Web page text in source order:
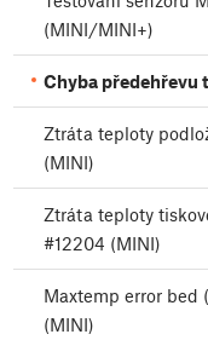
(MINI/MINI+)
Chyba předehřevu
Ztráta teploty
(MINI)
Ztráta teploty
#12204 (MINI)
Maxtemp error bed
(MINI)